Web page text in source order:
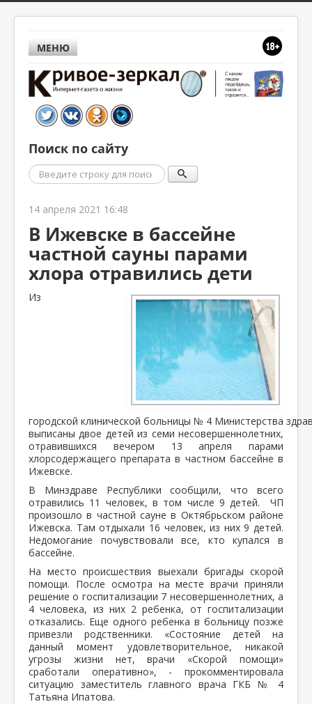
МЕНЮ
Поиск по сайту
Поиск
14 апреля 2021 16:48
В Ижевске в бассейне
частной сауны парами
хлора отравились дети
Из
городской клинической больницы № 4 Министерства
выписаны двое детей из семи несовершеннолетних,
отравившихся вечером 13 апреля парами
хлорсодержащего препарата в частном бассейне в
Ижевске.
В Минздраве Республики сообщили, что всего
отравились 11 человек, в том числе 9 детей. ЧП
произошло в частной сауне в Октябрьском районе
Ижевска. Там отдыхали 16 человек, из них 9 детей.
Недомогание почувствовали все, кто купался в
бассейне.
На место происшествия выехали бригады скорой
помощи. После осмотра на месте врачи приняли
решение о госпитализации 7 несовершеннолетних, а
4 человека, из них 2 ребенка, от госпитализации
отказались. Еще одного ребенка в больницу позже
привезли родственники. «Состояние детей на
данный момент удовлетворительное, никакой
угрозы жизни нет, врачи «Скорой помощи»
сработали оперативно», - прокомментировала
ситуацию заместитель главного врача ГКБ № 4
Татьяна Ипатова.